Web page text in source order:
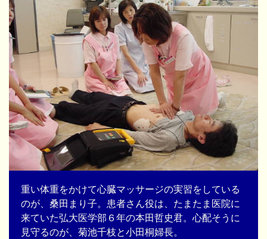
重い体重をかけて心臓マッサージの実習をしている
のが、桑田まり子。患者さん役は、たまたま医院に
来ていた弘大医学部６年の本田哲史君。心配そうに
見守るのが、菊池千枝と小田桐婦長。